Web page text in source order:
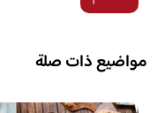
مواضيع ذات صلة